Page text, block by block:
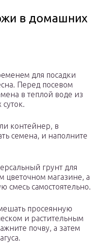
в домашних
для посадки
Перед посевом
в теплой воде из
контейнер, в
семена, и наполните
грунт для
цветочном магазине, а
смесь самостоятельно.
просеянную
и растительным
почву, а затем